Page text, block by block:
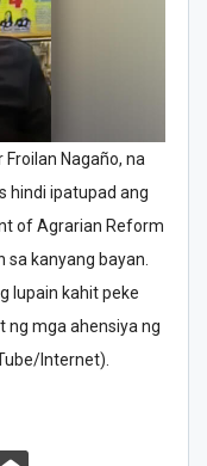
Froilan Nagaño, na
hindi ipatupad ang
of Agrarian Reform
sa kanyang bayan.
lupain kahit peke
ng mga ahensiya ng
Internet).